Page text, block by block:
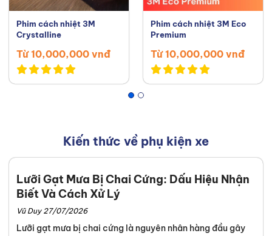
Phim cách nhiệt 3M
Crystalline
Từ 10,000,000 vnđ
Phim cách nhiệt 3M Eco
Premium
Từ 10,000,000 vnđ
Kiến thức về phụ kiện xe
Lưỡi Gạt Mưa Bị Chai Cứng: Dấu Hiệu Nhận
Biết Và Cách Xử Lý
Vũ Duy 27/07/2026
Lưỡi gạt mưa bị chai cứng là nguyên nhân hàng đầu gây